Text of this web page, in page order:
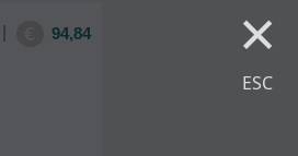
×
ESC
94,84